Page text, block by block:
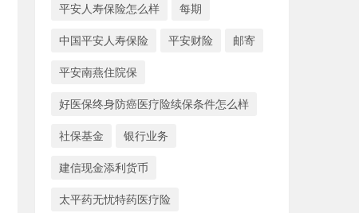
平安人寿保险怎么样 每期
中国平安人寿保险 平安财险 邮寄
平安南燕住院保
好医保终身防癌医疗险续保条件怎么样
社保基金 银行业务
建信现金添利货币
太平药无忧特药医疗险